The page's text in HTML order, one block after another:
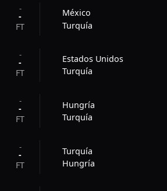
-
-
FT
México
Turquía
-
-
FT
Estados Unidos
Turquía
-
-
FT
Hungría
Turquía
-
-
FT
Turquía
Hungría